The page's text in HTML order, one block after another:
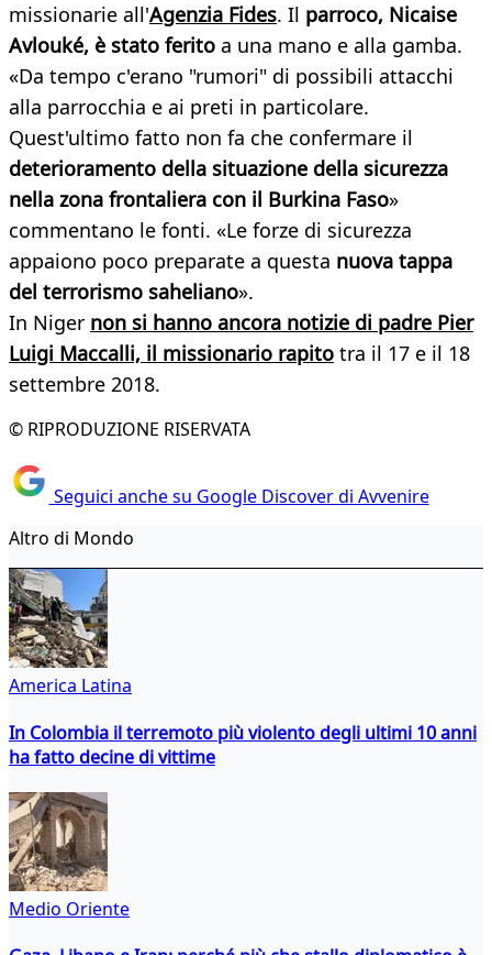
missionarie all'Agenzia Fides. Il parroco, Nicaise
Avlouké, è stato ferito a una mano e alla gamba.
«Da tempo c'erano "rumori" di possibili attacchi
alla parrocchia e ai preti in particolare.
Quest'ultimo fatto non fa che confermare il
deterioramento della situazione della sicurezza
nella zona frontaliera con il Burkina Faso»
commentano le fonti. «Le forze di sicurezza
appaiono poco preparate a questa nuova tappa
del terrorismo saheliano».
In Niger non si hanno ancora notizie di padre Pier
Luigi Maccalli, il missionario rapito tra il 17 e il 18
settembre 2018.
© RIPRODUZIONE RISERVATA
Seguici anche su Google Discover di Avvenire
Altro di Mondo
America Latina
In Colombia il terremoto più violento degli ultimi 10 anni
ha fatto decine di vittime
Medio Oriente